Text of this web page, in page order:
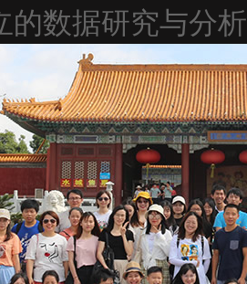
的数据研究与分